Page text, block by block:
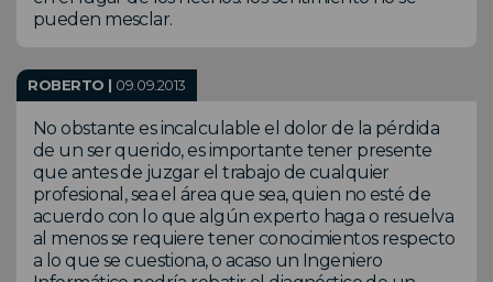
pueden mesclar.
ROBERTO | 09.09.2013
No obstante es incalculable el dolor de la pérdida
de un ser querido, es importante tener presente
que antes de juzgar el trabajo de cualquier
profesional, sea el área que sea, quien no esté de
acuerdo con lo que algún experto haga o resuelva
al menos se requiere tener conocimientos respecto
a lo que se cuestiona, o acaso un Ingeniero